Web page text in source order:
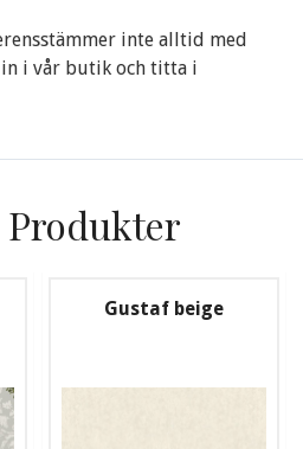
inte alltid med
in i vår butik och titta i
Gustaf beige